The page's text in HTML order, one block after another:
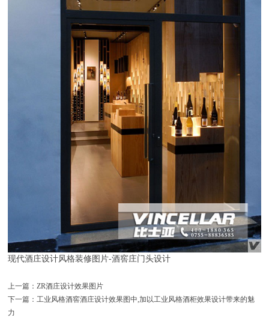
现代酒庄设计风格装修图片-酒窖庄门头设计
上一篇：ZR酒庄设计效果图片
下一篇：工业风格酒窖酒庄设计效果图中,加以工业风格酒柜效果设计带来的魅
力